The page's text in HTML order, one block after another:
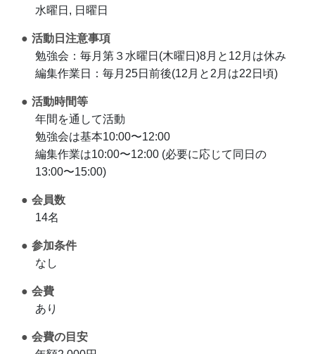
水曜日, 日曜日
活動日注意事項
勉強会：毎月第３水曜日(木曜日)8月と12月は休み
編集作業日：毎月25日前後(12月と2月は22日頃)
活動時間等
年間を通して活動
勉強会は基本10:00〜12:00
編集作業は10:00〜12:00 (必要に応じて同日の
13:00〜15:00)
会員数
14名
参加条件
なし
会費
あり
会費の目安